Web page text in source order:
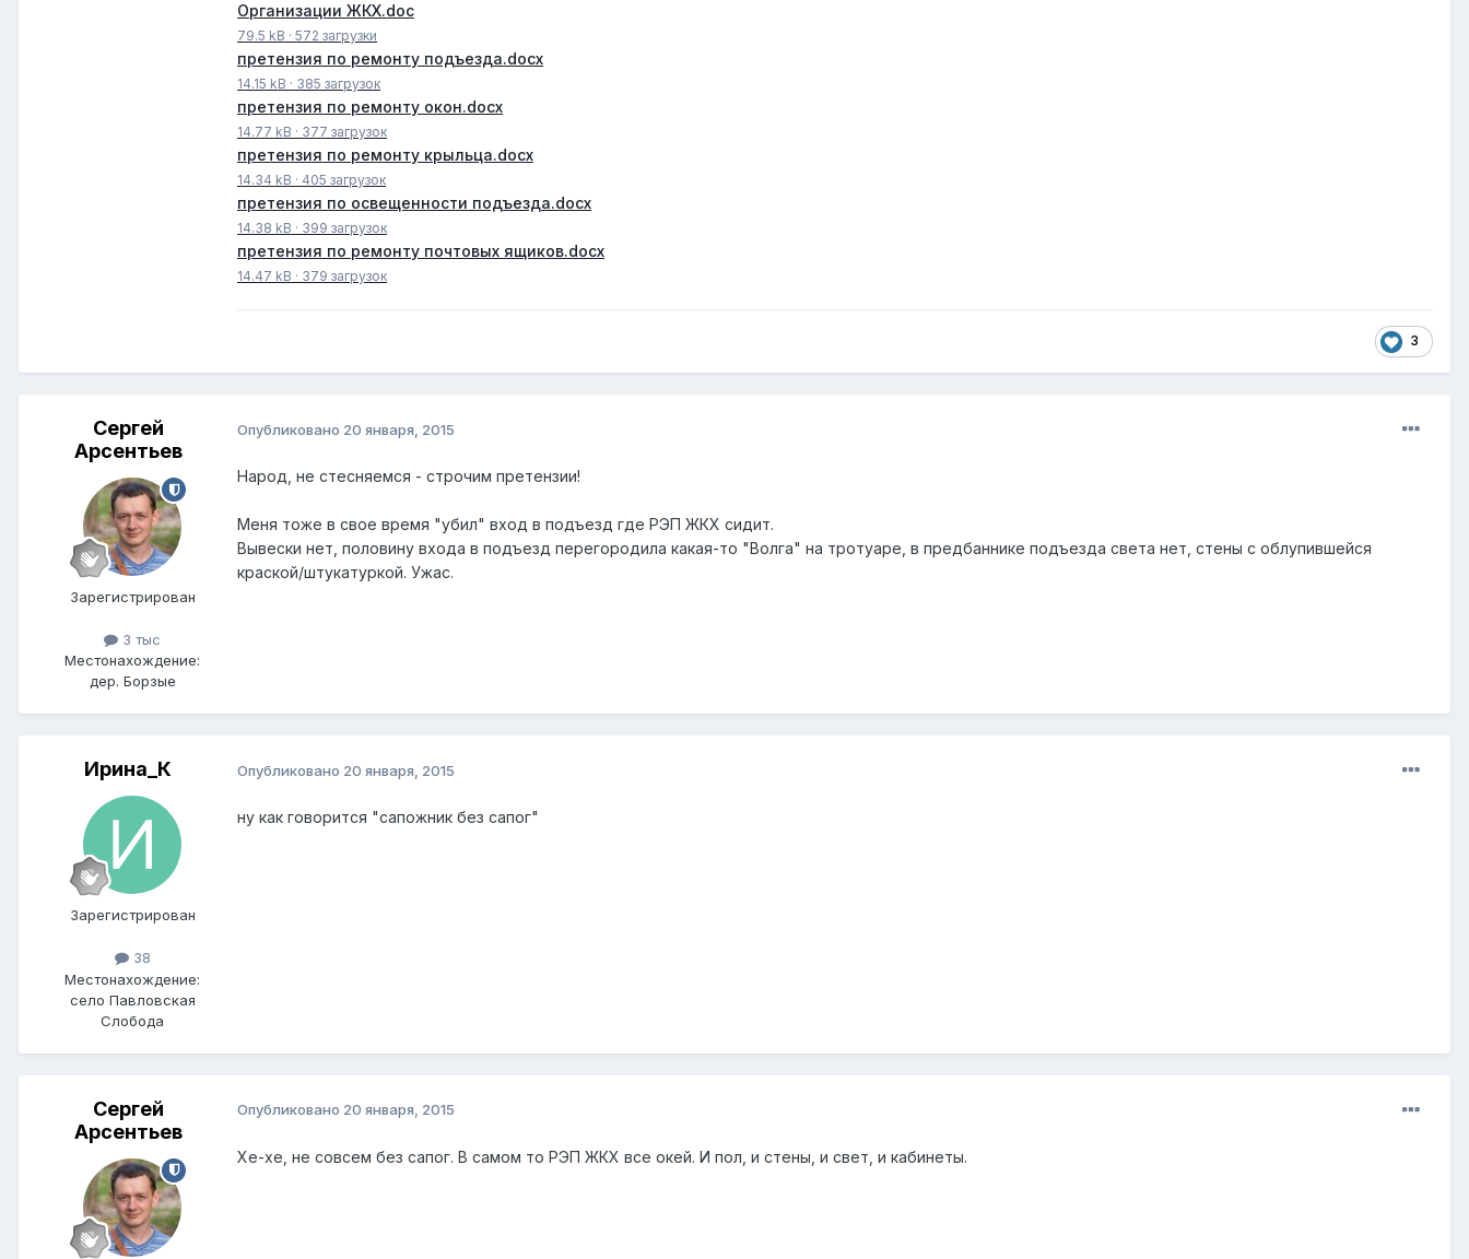
Организации ЖКХ.doc
79.5 kB · 572 загрузки
претензия по ремонту подъезда.docx
14.15 kB · 385 загрузок
претензия по ремонту окон.docx
14.77 kB · 377 загрузок
претензия по ремонту крыльца.docx
14.34 kB · 405 загрузок
претензия по освещенности подъезда.docx
14.38 kB · 399 загрузок
претензия по ремонту почтовых ящиков.docx
14.47 kB · 379 загрузок
3
Сергей
Арсентьев
Зарегистрирован
3 тыс
Местонахождение:
дер. Борзые
Опубликовано 20 января, 2015
Народ, не стесняемся - строчим претензии!
Меня тоже в свое время "убил" вход в подъезд где РЭП ЖКХ сидит.
Вывески нет, половину входа в подъезд перегородила какая-то "Волга" на тротуаре, в предбаннике подъезда света нет, стены с облупившейся
краской/штукатуркой. Ужас.
Ирина_К
Зарегистрирован
38
Местонахождение:
село Павловская
Слобода
Опубликовано 20 января, 2015
ну как говорится "сапожник без сапог"
Сергей
Арсентьев
Опубликовано 20 января, 2015
Хе-хе, не совсем без сапог. В самом то РЭП ЖКХ все окей. И пол, и стены, и свет, и кабинеты.